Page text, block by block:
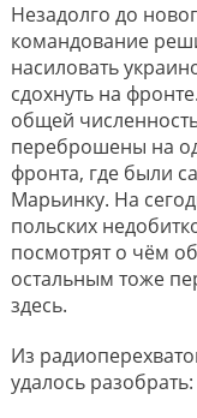
Незадолго до
командование
насиловать
сдохнуть на
общей
переброшены на
фронта, где были
Марьинку. На
польских
посмотрят о чём
остальным тоже
здесь.
Из
удалось разобрать: